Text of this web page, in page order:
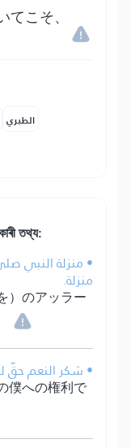
てこそ、
الطبري
তথ্য:
• منزلة النبي
منزلة.
）のアッラー
• شكر النعم حقّ
僕への権利で